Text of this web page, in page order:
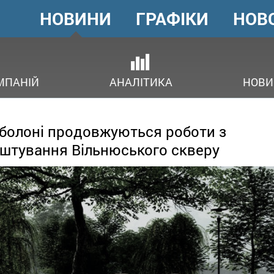
ГОЛОВНЕ
МЕНЮ
НОВИНИ
АНАЛІТИКА
ГРАФІКИ
продовжуються роботи з
Вільнюського скверу